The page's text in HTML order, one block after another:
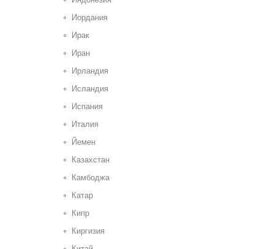
Иордания
Ирак
Иран
Ирландия
Исландия
Испания
Италия
Йемен
Казахстан
Камбоджа
Катар
Кипр
Киргизия